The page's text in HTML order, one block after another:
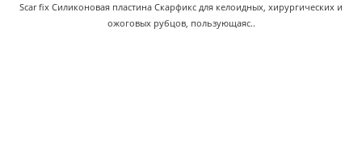
Scar fix Силиконовая пластина Скарфикс для келоидных, хирургических и
ожоговых рубцов, пользующаяс..